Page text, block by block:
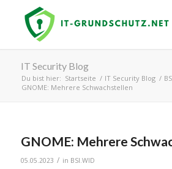
IT Security Blog
Du bist hier: Startseite / IT Security Blog /
GNOME: Mehrere Schwachstellen
GNOME: Mehrere
05.05.2023 / in BSI.WID